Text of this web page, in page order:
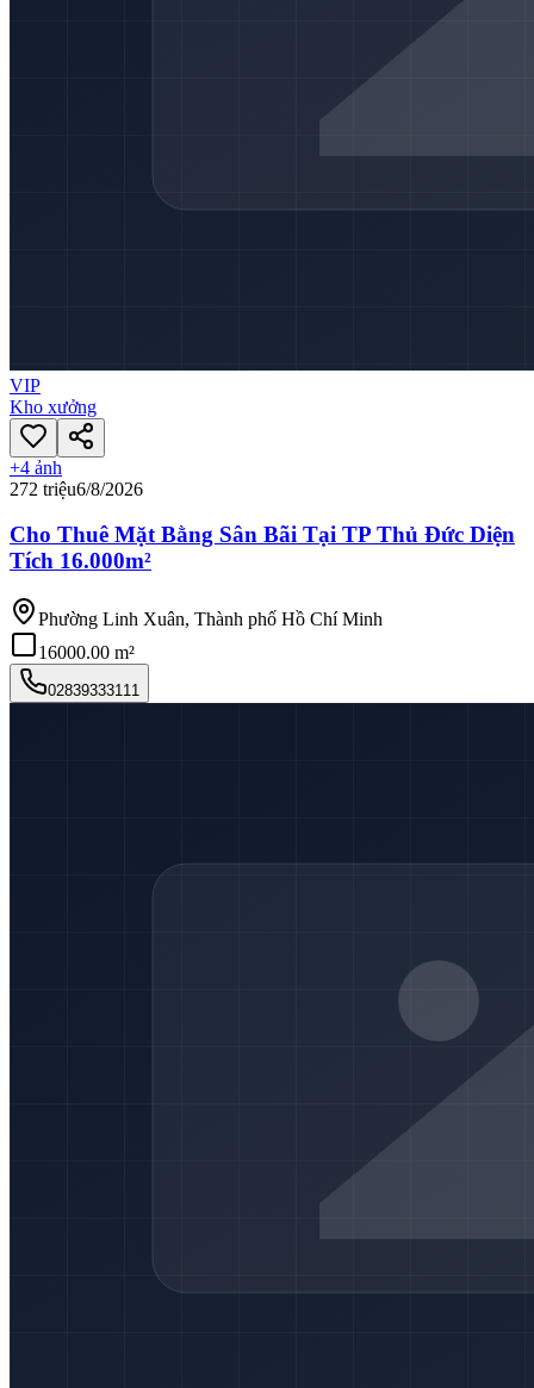
VIP
Kho xưởng
+4 ảnh
272 triệu6/8/2026
Cho Thuê Mặt Bằng Sân Bãi Tại TP Thủ Đức Diện
Tích 16.000m²
Phường Linh Xuân, Thành phố Hồ Chí Minh
16000.00 m²
02839333111